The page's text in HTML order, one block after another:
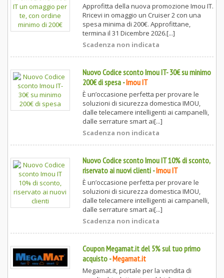
Approfitta della nuova promozione Imou IT.
Rricevi in omaggio un Cruiser 2 con una
spesa minima di 200€. Approfittane,
termina il 31 Dicembre 2026.[...]
Scadenza non indicata
Nuovo Codice sconto Imou IT- 30€ su minimo
200€ di spesa-Imou IT
È un’occasione perfetta per provare le
soluzioni di sicurezza domestica IMOU,
dalle telecamere intelligenti ai campanelli,
dalle serrature smart ai[...]
Scadenza non indicata
Nuovo Codice sconto Imou IT 10% di sconto,
riservato ai nuovi clienti-Imou IT
È un’occasione perfetta per provare le
soluzioni di sicurezza domestica IMOU,
dalle telecamere intelligenti ai campanelli,
dalle serrature smart ai[...]
Scadenza non indicata
Coupon Megamat.it del 5% sul tuo primo
acquisto-Megamat.it
Megamat.it, portale per la vendita di